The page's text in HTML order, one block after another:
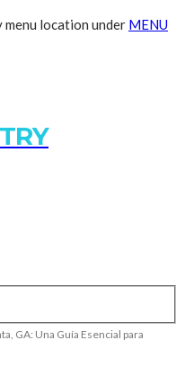
menu location under MENU
GA: Una Guía Esencial para